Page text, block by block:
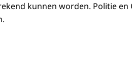
kunnen worden. Politie en